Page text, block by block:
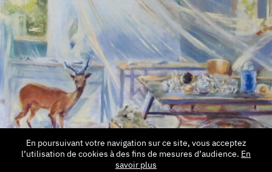
En poursuivant votre navigation sur ce site, vous acceptez
l’utilisation de cookies à des fins de mesures d’audience. En
savoir plus